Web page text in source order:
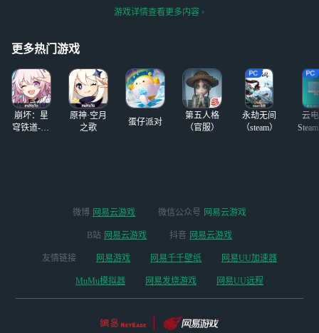
#光遇狂
星盘人比较多，可以互心的
游戏详情查看更多内容
更多热门游戏
崩坏：星
穹铁道-4.4
原神·空月
之歌
蛋仔派对
第五人格
（官服）
永劫无间
（steam）
云
微博 网易云游戏 微信公众号 网易云游戏
B站 网易云游戏 抖音 网易云游戏
友情链接 网易游戏 网易千千壁纸 网易UU加速器
MuMu模拟器 网易发烧游戏 网易UU远程